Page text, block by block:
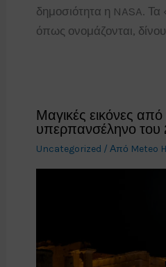
δημοσιότητα η NASA.
όπως ονομάζονται,
Μαγικές εικόνες από
υπερπανσέληνο του
Uncategorized / Από Meteo